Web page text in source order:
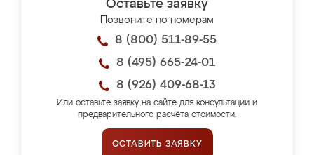
Оставьте заявку
Позвоните по номерам
8 (800) 511-89-55
8 (495) 665-24-01
8 (926) 409-68-13
Или оставьте заявку на сайте для консультации и
предварительного расчёта стоимости.
ОСТАВИТЬ ЗАЯВКУ